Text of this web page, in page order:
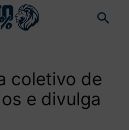
coletivo de
e divulga